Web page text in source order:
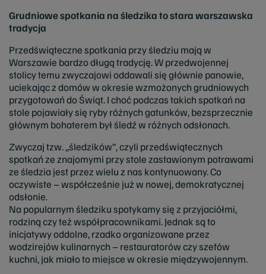
Grudniowe spotkania na śledzika to stara warszawska
tradycja
Przedświąteczne spotkania przy śledziu mają w
Warszawie bardzo długą tradycję. W przedwojennej
stolicy temu zwyczajowi oddawali się głównie panowie,
uciekając z domów w okresie wzmożonych grudniowych
przygotowań do Świąt. I choć podczas takich spotkań na
stole pojawiały się ryby różnych gatunków, bezsprzecznie
głównym bohaterem był śledź w różnych odsłonach.
Zwyczaj tzw. „śledzików”, czyli przedświątecznych
spotkań ze znajomymi przy stole zastawionym potrawami
ze śledzia jest przez wielu z nas kontynuowany. Co
oczywiste – współcześnie już w nowej, demokratycznej
odsłonie.
Na popularnym śledziku spotykamy się z przyjaciółmi,
rodziną czy też współpracownikami. Jednak są to
inicjatywy oddolne, rzadko organizowane przez
wodzirejów kulinarnych – restauratorów czy szefów
kuchni, jak miało to miejsce w okresie międzywojennym.